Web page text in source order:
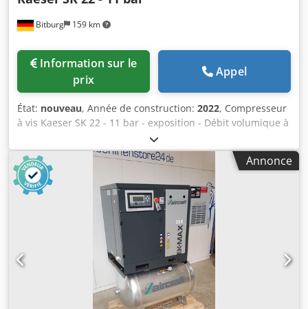
Bitburg 159 km
prix
Appel
État: nouveau, Année de construction: 2022, Compresseur
à vis Kaeser SK 22 - 11 bar - exposition - Débit volumique à
11,0 bar (g) 1,67 m³/min Consommation électrique de
l'ensemble du système à 11,0 bar (g) 13,7 kW Surpression
max. 11,00 bar Rendement du moteur d'entraînement à
pleine charge 91,2 % Classe d'efficacité du moteur
d'entraînement IE3 Moteur d'entraînement de puissance
nominale 11,0 kW Moteur d'entraînement de vitesse 2960
1/min Classe de protection du moteur d'entraînement IP
55 Alimentation électrique 400V / 3 / 50Hz Température de
sortie d'air comprimé. au-dessus de la température
ambiante (à +20°C, 30% d'humidité relative) 6 K Niveau de
pression sonore 66 dB(A) Quantité maximale d'air chaud
utilisable 2500 m³/h Cjdpfxsvk R Dcj Akisrf Raccordement
Annonce